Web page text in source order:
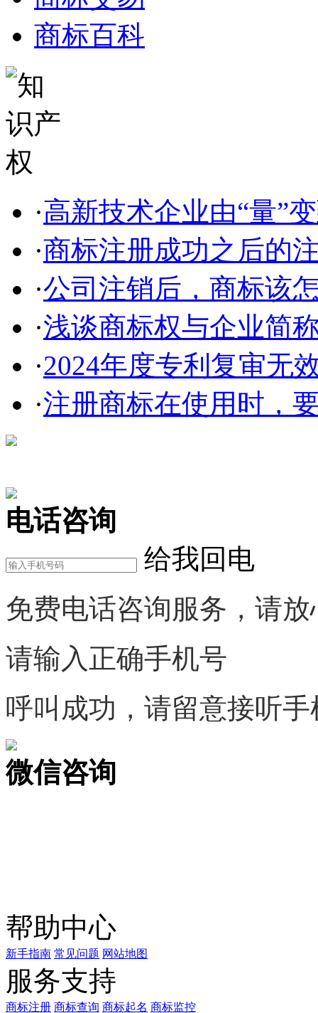
商标百科
·高新技术企业由“量”
·商标注册成功之后的
·公司注销后，商标该
·浅谈商标权与企业简
·2024年度专利复审无
·注册商标在使用时，
电话咨询
给我回电
免费电话咨询服务，请放
请输入正确手机号
呼叫成功，请留意接听手
微信咨询
帮助中心
新手指南 常见问题 网站地图
服务支持
商标注册 商标查询 商标起名 商标监控